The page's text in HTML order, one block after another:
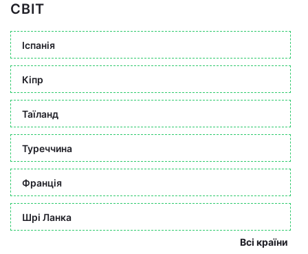
СВІТ
Іспанія
Кіпр
Таїланд
Туреччина
Франція
Шрі Ланка
Всі країни